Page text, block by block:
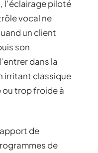
piloté
vocal ne
un client
son
dans la
irritant classique
ou trop froide à
de
de